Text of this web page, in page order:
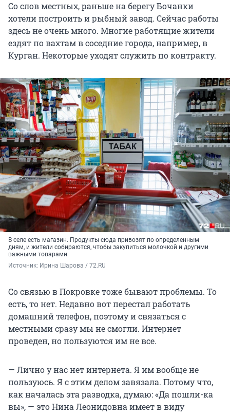
Со слов местных, раньше на берегу Бочанки
хотели построить и рыбный завод. Сейчас работы
здесь не очень много. Многие работящие жители
ездят по вахтам в соседние города, например, в
Курган. Некоторые уходят служить по контракту.
В селе есть магазин. Продукты сюда привозят по определенным
дням, и жители собираются, чтобы закупиться молочкой и другими
важными товарами
Источник: Ирина Шарова / 72.RU
Со связью в Покровке тоже бывают проблемы. То
есть, то нет. Недавно вот перестал работать
домашний телефон, поэтому и связаться с
местными сразу мы не смогли. Интернет
проведен, но пользуются им не все.
— Лично у нас нет интернета. Я им вообще не
пользуюсь. Я с этим делом завязала. Потому что,
как началась эта разводка, думаю: «Да пошли-ка
вы», — это Нина Леонидовна имеет в виду